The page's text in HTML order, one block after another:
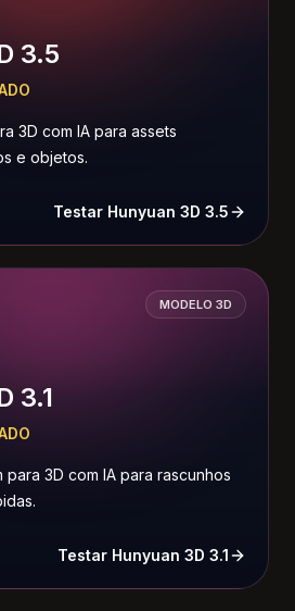
3.5
3D com IA para assets
e objetos.
Testar Hunyuan 3D 3.5
MODELO 3D
3.1
3D com IA para rascunhos
Testar Hunyuan 3D 3.1